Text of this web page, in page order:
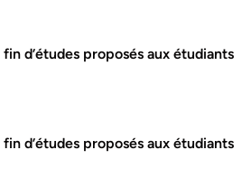
d’études proposés aux étudiants
d’études proposés aux étudiants